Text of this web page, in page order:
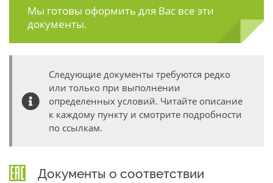
Мы готовы оформить для Вас все эти
документы.
Следующие документы требуются редко
или только при выполнении
определенных условий. Читайте описание
к каждому пункту и смотрите подробности
по ссылкам.
Документы о соответствии